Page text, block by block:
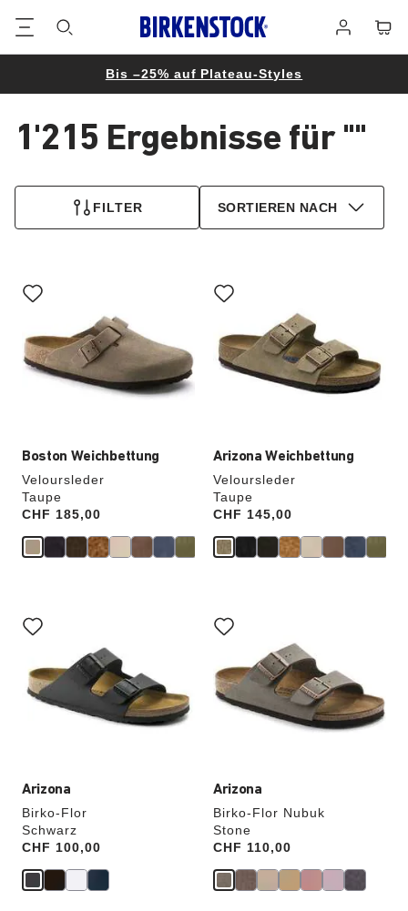
Bis –25% auf Plateau-Styles
1'215 Ergebnisse für ""
gefunden
FILTER SORTIEREN NACH
Boston Weichbettung
Veloursleder
Taupe
Price:
CHF 185,00
Anklicken
der
werden
die
Produktbilder
aktualisiert.
Arizona Weichbettung
Veloursleder
Taupe
Price:
CHF 145,00
Anklicken
der
werden
die
Produktbilder
aktualisiert.
Arizona
Birko-Flor
Schwarz
Price:
CHF 100,00
Anklicken
der
werden
die
Produktbilder
aktualisiert.
Arizona
Birko-Flor Nubuk
Stone
Price:
CHF 110,00
Anklicken
der
werden
die
Produktbilder
aktualisiert.